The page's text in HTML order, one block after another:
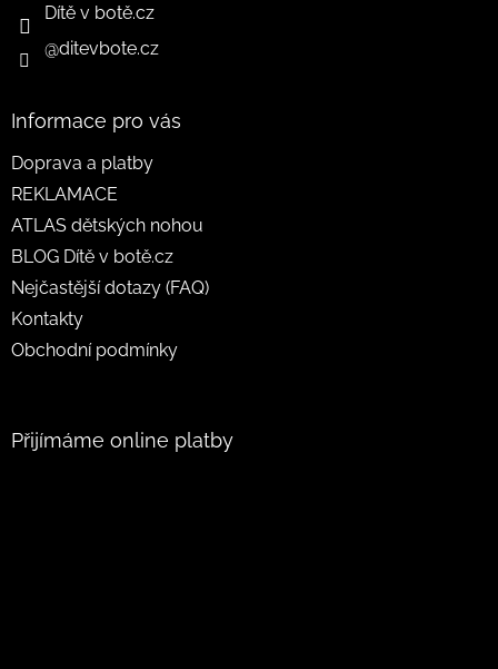
Dítě v botě.cz
@ditevbote.cz
Informace pro vás
Doprava a platby
REKLAMACE
ATLAS dětských nohou
BLOG Dítě v botě.cz
Nejčastější dotazy (FAQ)
Kontakty
Obchodní podmínky
Přijímáme online platby